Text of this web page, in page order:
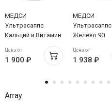
МЕДСИ
Ультрасаппс
Кальций и Витамин
Д3 90 таблеток
Цена от
1 900 ₽
МЕДСИ
Ультрасаппс
Железо 90
Цена от
1 938 ₽
Array